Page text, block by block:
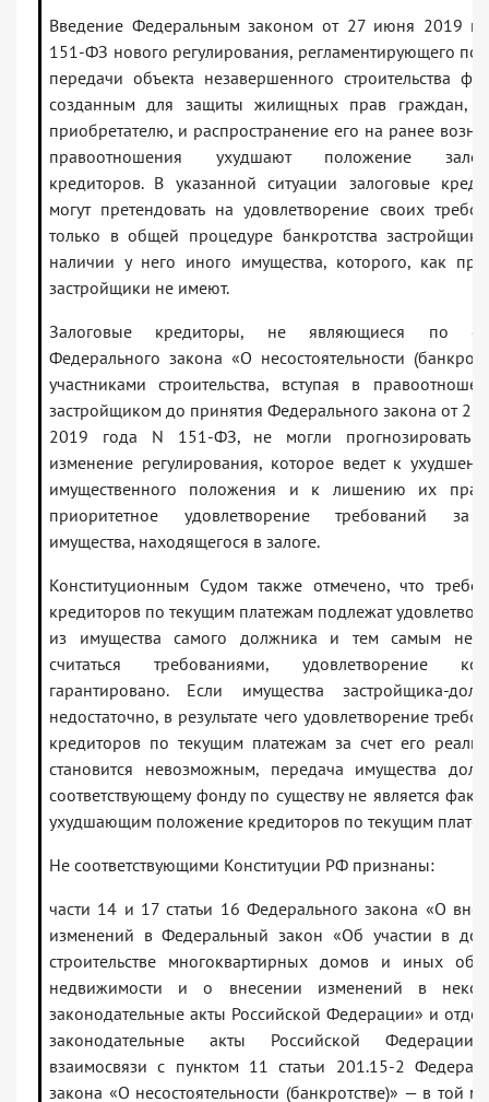
Введение Федеральным законом от 27 июня 2019
151-ФЗ нового регулирования, регламентирующего
передачи объекта незавершенного строительства
созданным для защиты жилищных прав граждан,
приобретателю, и распространение его на ранее
правоотношения ухудшают положение
кредиторов. В указанной ситуации залоговые
могут претендовать на удовлетворение своих
только в общей процедуре банкротства
наличии у него иного имущества, которого, как
застройщики не имеют.
Залоговые кредиторы, не являющиеся по
Федерального закона «О несостоятельности
участниками строительства, вступая в
застройщиком до принятия Федерального закона от 27
2019 года N 151-ФЗ, не могли прогнозировать
изменение регулирования, которое ведет к
имущественного положения и к лишению их
приоритетное удовлетворение требований за
имущества, находящегося в залоге.
Конституционным Судом также отмечено, что
кредиторов по текущим платежам подлежат
из имущества самого должника и тем самым не
считаться требованиями, удовлетворение
гарантировано. Если имущества застройщика-
недостаточно, в результате чего удовлетворение
кредиторов по текущим платежам за счет его
становится невозможным, передача имущества
соответствующему фонду по существу не является
ухудшающим положение кредиторов по текущим
Не соответствующими Конституции РФ признаны:
части 14 и 17 статьи 16 Федерального закона «О
изменений в Федеральный закон «Об участии в
строительстве многоквартирных домов и иных
недвижимости и о внесении изменений в
законодательные акты Российской Федерации» и
законодательные акты Российской
взаимосвязи с пунктом 11 статьи 201.15-2
закона «О несостоятельности (банкротстве)» — в той